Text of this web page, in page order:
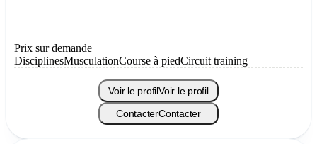
Prix sur demande
DisciplinesMusculationCourse à piedCircuit training
Voir le profilVoir le profil
ContacterContacter